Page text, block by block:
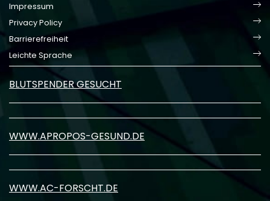
Impressum
Privacy Policy
Barrierefreiheit
Leichte Sprache
BLUTSPENDER GESUCHT
WWW.APROPOS-GESUND.DE
WWW.AC-FORSCHT.DE